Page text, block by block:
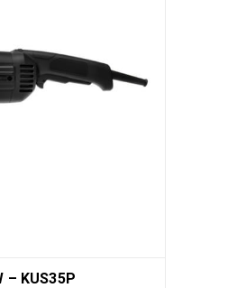
– KUS35P